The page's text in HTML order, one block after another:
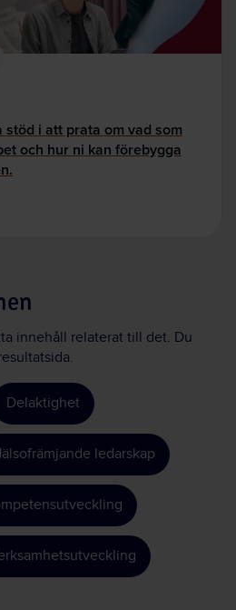
stöd i att prata om vad som
och hur ni kan förebygga
innehåll relaterat till det. Du
Delaktighet
ledarskap